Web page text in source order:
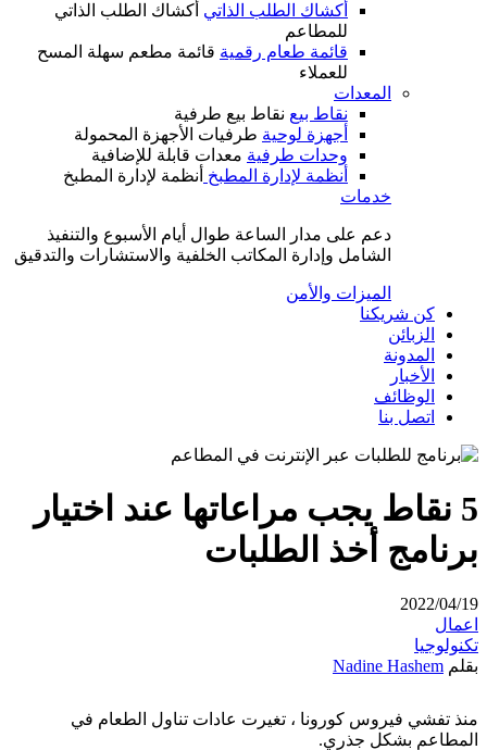
أكشاك الطلب الذاتي أكشاك الطلب الذاتي
للمطاعم
قائمة طعام رقمية قائمة مطعم سهلة المسح
للعملاء
المعدات
نقاط بيع نقاط بيع طرفية
أجهزة لوحية طرفيات الأجهزة المحمولة
وحدات طرفية معدات قابلة للإضافية
أنظمة لإدارة المطبخ أنظمة لإدارة المطبخ
خدمات
دعم على مدار الساعة طوال أيام الأسبوع والتنفيذ
الشامل وإدارة المكاتب الخلفية والاستشارات والتدقيق
الميزات والأمن
كن شريكنا
الزبائن
المدونة
الأخبار
الوظائف
اتصل بنا
5 نقاط يجب مراعاتها عند اختيار
برنامج أخذ الطلبات
2022/04/19
اعمال
تكنولوجيا
بقلم Nadine Hashem
منذ تفشي فيروس كورونا ، تغيرت عادات تناول الطعام في
المطاعم بشكل جذري.